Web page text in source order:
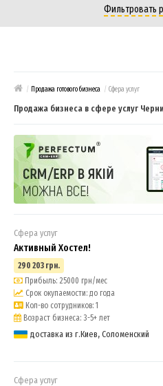
Фильтровать
/ Продажа готового бизнеса / Сфера услуг
Продажа бизнеса в сфере услуг
Сфера услуг
Активный Хостел!
290 203 грн.
Прибыль: 25000 грн/мес
Срок окупаемости: до года
Кол-во сотрудников: 1
Возраст бизнеса: 3-5+ лет
доставка из г.Киев, Соломенский
Сфера услуг